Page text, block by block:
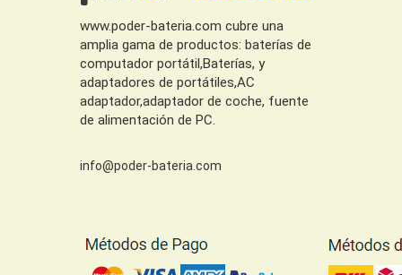
www.poder-bateria.com cubre una
amplia gama de productos: baterías de
computador portátil,Baterías, y
adaptadores de portátiles,AC
adaptador,adaptador de coche, fuente
de alimentación de PC.
info@poder-bateria.com